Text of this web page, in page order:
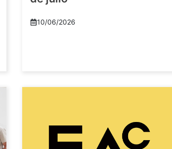
10/06/2026